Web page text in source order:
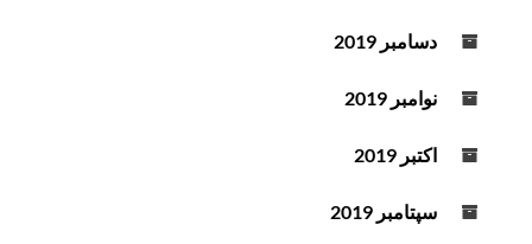
دسامبر 2019
نوامبر 2019
اکتبر 2019
سپتامبر 2019